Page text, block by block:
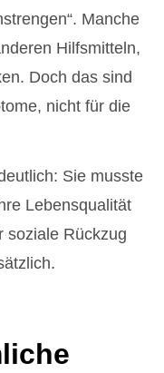
Manche
Hilfsmitteln,
Doch das sind
nicht für die
Sie musste
Lebensqualität
soziale Rückzug